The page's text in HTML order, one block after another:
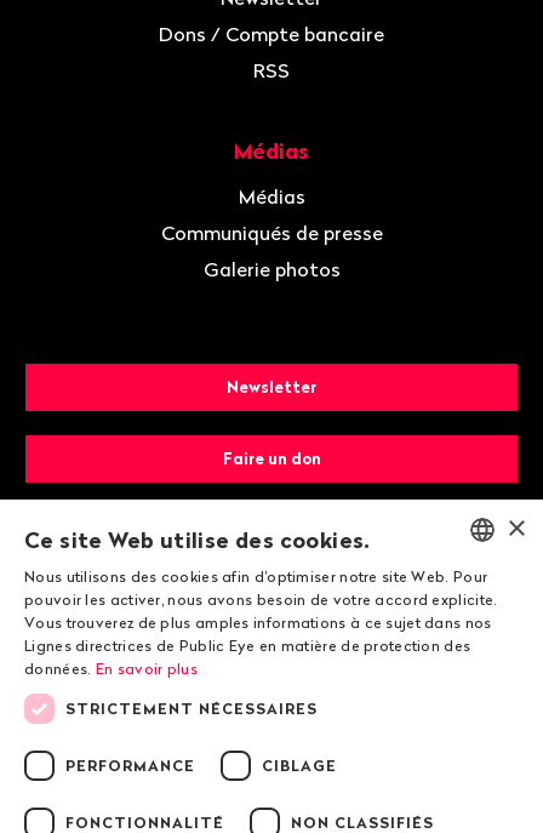
Dons / Compte bancaire
RSS
Médias
Médias
Communiqués de presse
Galerie photos
Newsletter
Faire un don
Devenir membre
© 2026 Public Eye
ENGLISH
DEUTSCH
×
Ce site Web utilise des cookies.
Nous utilisons des cookies afin d'optimiser notre site Web. Pour
pouvoir les activer, nous avons besoin de votre accord explicite.
Vous trouverez de plus amples informations à ce sujet dans nos
Lignes directrices de Public Eye en matière de protection des
données. En savoir plus
STRICTEMENT NÉCESSAIRES
PERFORMANCE CIBLAGE
FONCTIONNALITÉ NON CLASSIFIÉS